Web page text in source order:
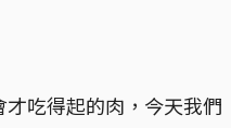
才吃得起的肉，今天我們